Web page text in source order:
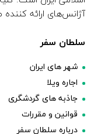
آژانس‌های ارائه
سلطان سفر
شهر های ایران
اجاره ویلا
جاذبه های گردشگری
قوانین و مقررات
درباره سلطان سفر